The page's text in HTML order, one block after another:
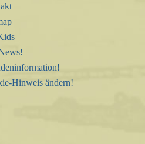
Hinweis ändern!